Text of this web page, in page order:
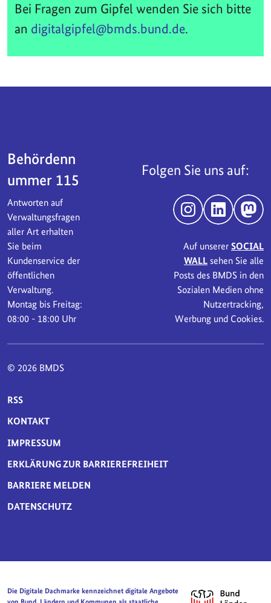
Bei Fragen zum Gipfel wenden Sie sich bitte
an digitalgipfel@bmds.bund.de.
Behördenn
ummer 115
Antworten auf
Verwaltungsfragen
aller Art erhalten
Sie beim
Kundenservice der
öffentlichen
Verwaltung.
Montag bis Freitag:
08:00 - 18:00 Uhr
Folgen Sie uns auf:
InstagramLinkedIn
Auf unserer SOCIAL
WALLsehen Sie alle
Posts des BMDS in den
Sozialen Medien ohne
Nutzertracking,
Werbung und Cookies.
© 2026 BMDS
SERVICE-NAVIGATION FUSSBEREICH
RSS
KONTAKT
IMPRESSUM
ERKLÄRUNG ZUR BARRIEREFREIHEIT
BARRIERE MELDEN
DATENSCHUTZ
Die Digitale Dachmarke kennzeichnet digitale Angebote